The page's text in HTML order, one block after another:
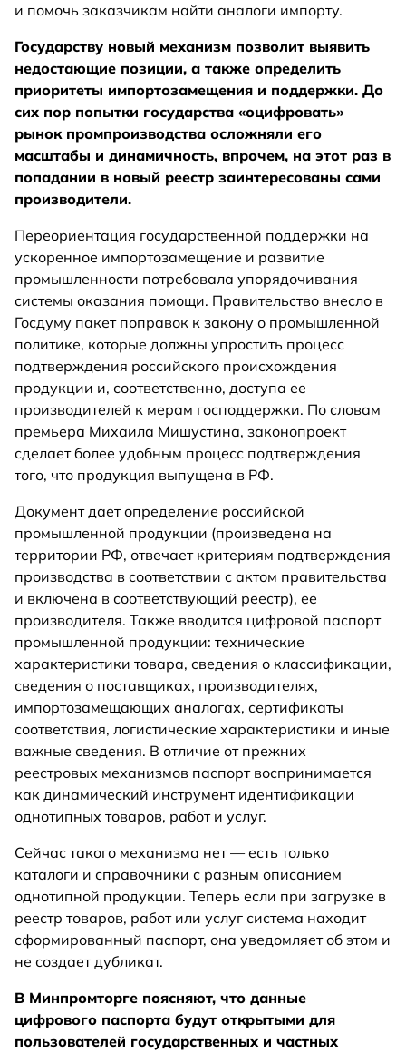
и помочь заказчикам найти аналоги импорту.
Государству новый механизм позволит выявить
недостающие позиции, а также определить
приоритеты импортозамещения и поддержки. До
сих пор попытки государства «оцифровать»
рынок промпроизводства осложняли его
масштабы и динамичность, впрочем, на этот раз в
попадании в новый реестр заинтересованы сами
производители.
Переориентация государственной поддержки на
ускоренное импортозамещение и развитие
промышленности потребовала упорядочивания
системы оказания помощи. Правительство внесло в
Госдуму пакет поправок к закону о промышленной
политике, которые должны упростить процесс
подтверждения российского происхождения
продукции и, соответственно, доступа ее
производителей к мерам господдержки. По словам
премьера Михаила Мишустина, законопроект
сделает более удобным процесс подтверждения
того, что продукция выпущена в РФ.
Документ дает определение российской
промышленной продукции (произведена на
территории РФ, отвечает критериям подтверждения
производства в соответствии с актом правительства
и включена в соответствующий реестр), ее
производителя. Также вводится цифровой паспорт
промышленной продукции: технические
характеристики товара, сведения о классификации,
сведения о поставщиках, производителях,
импортозамещающих аналогах, сертификаты
соответствия, логистические характеристики и иные
важные сведения. В отличие от прежних
реестровых механизмов паспорт воспринимается
как динамический инструмент идентификации
однотипных товаров, работ и услуг.
Сейчас такого механизма нет — есть только
каталоги и справочники с разным описанием
однотипной продукции. Теперь если при загрузке в
реестр товаров, работ или услуг система находит
сформированный паспорт, она уведомляет об этом и
не создает дубликат.
В Минпромторге поясняют, что данные
цифрового паспорта будут открытыми для
пользователей государственных и частных